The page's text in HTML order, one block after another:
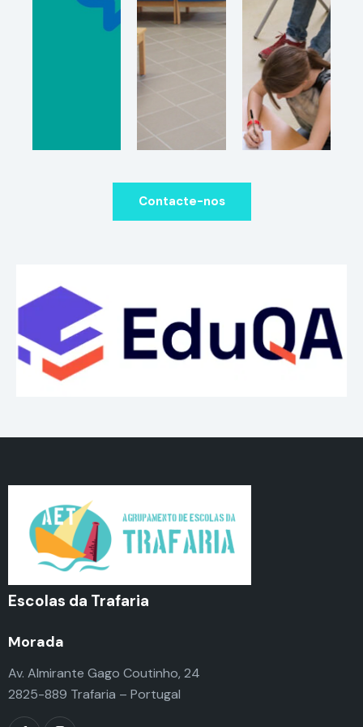
Contacte-nos
Escolas da Trafaria
Morada
Av. Almirante Gago Coutinho, 24
2825-889 Trafaria – Portugal